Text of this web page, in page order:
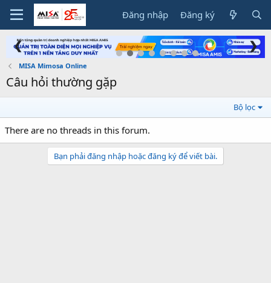
Đăng nhập Đăng ký
❮ ❯
MISA Mimosa Online
Câu hỏi thường gặp
Bộ lọc
There are no threads in this forum.
Bạn phải đăng nhập hoặc đăng ký để viết bài.